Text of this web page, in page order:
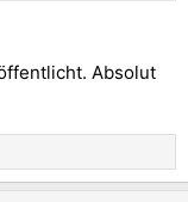
Absolut